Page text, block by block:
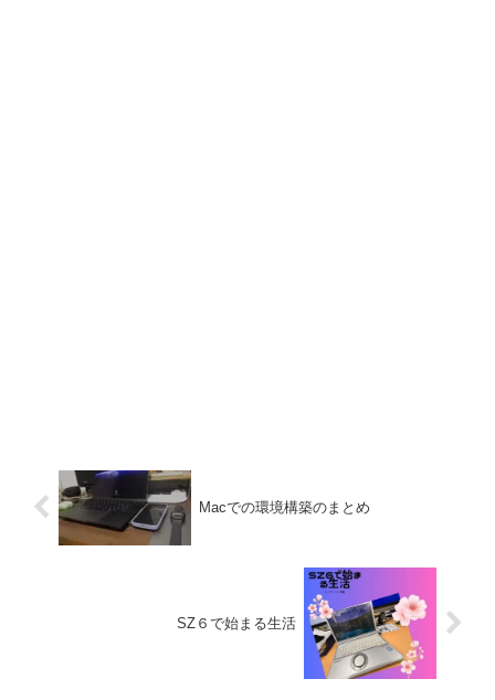
Macでの環境構築のまとめ
SZ６で始まる生活